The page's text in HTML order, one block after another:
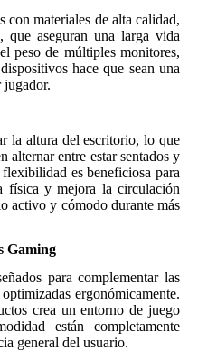
con materiales de alta calidad,
que aseguran una larga vida
peso de múltiples monitores,
hace que sean una
jugador.
la altura del escritorio, lo que
alternar entre estar sentados y
es beneficiosa para
física y mejora la circulación
activo y cómodo durante más
Gaming
para complementar las
ergonómicamente.
crea un entorno de juego
están completamente
general del usuario.